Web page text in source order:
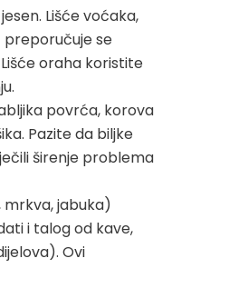
Lišće voćaka,
preporučuje se
oraha koristite
povrća, korova
Pazite da biljke
širenje problema
jabuka)
i talog od kave,
Ovi